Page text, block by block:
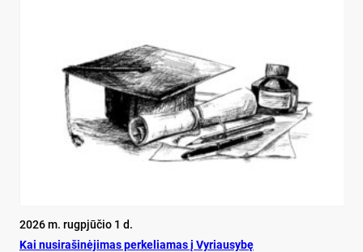
2026 m. rugpjūčio 1 d.
Kai nu­si­ra­ši­nė­ji­mas per­ke­lia­mas į Vy­riau­sy­bę